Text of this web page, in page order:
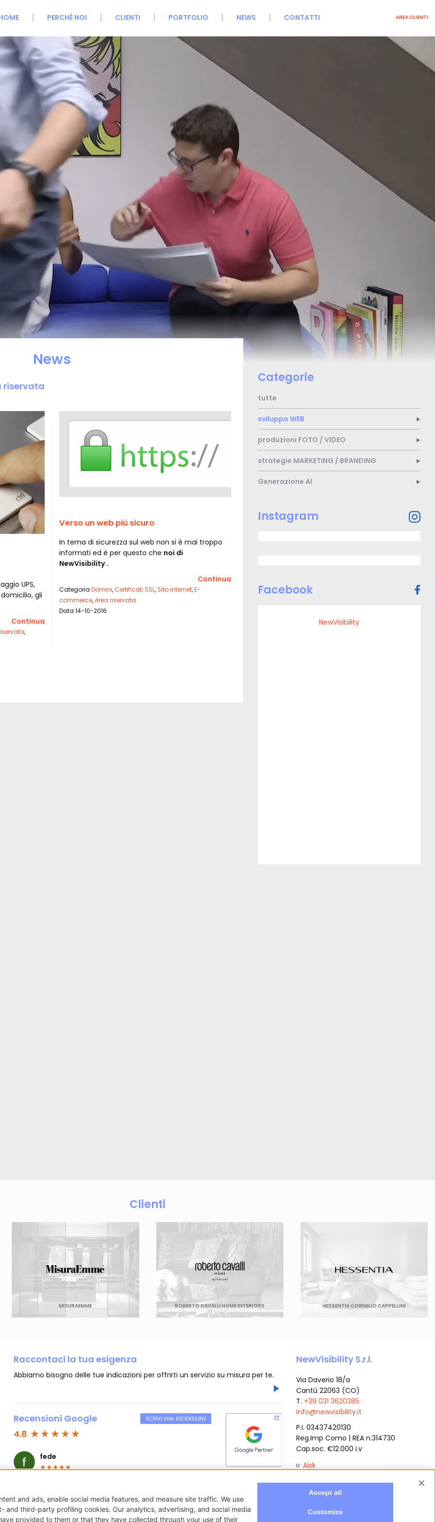
PERCHÉ NOI CLIENTI PORTFOLIO NEWS CONTATTI AREA CLIENTI
News
riservata
UPS,
gli
Continua
,
Verso un web più sicuro
In tema di sicurezza sul web non si è mai troppo
informati ed è per questo che noi di
NewVisibility…
Continua
Categoria Domini,Certificati SSL, Sito internet,E-
commerce,Area riservata
Data 14-10-2016
Categorie
tutte
sviluppoWEB
produzioni FOTO / VIDEO
strategie MARKETING / BRANDING
GenerazioneAI
Trovaci
sui
Instagram
Facebook
NewVisibility
Clienti
MISURAEMME ROBERTO CAVALLI HOME INTERIORS HESSENTIA CORNELIO CAPPELLINI
Raccontaci la tua esigenza
Abbiamo bisogno delle tue indicazioni per offrirti un servizio su misura per te.
Recensioni Google SCRIVI UNA RECENSIONE
4.8
fede
★★★★★
competente, proattivo e orientato ai risultati.
NewVisibility S.r.l.
Via Daverio 18/a
Cantù 22063 (CO)
T. +39 031 3620385
info@newvisibility.it
P.I. 03437420130
Reg.Imp Como | REA n.314730
Cap.soc. €12.000 i.v
Aisk
Privacy policy